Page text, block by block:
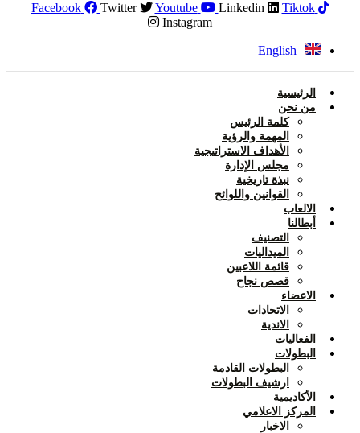
Facebook
Twitter Youtube Linkedin
Tiktok
Instagram
English
الرئيسية
من نحن
كلمة الرئيس
المهمة والرؤية
الأهداف الاستراتيجية
مجلس الإدارة
نبذة تاريخية
القوانين واللوائح
الالعاب
أبطالنا
التصنيف
الميداليات
قائمة اللاعبين
قصص نجاح
الاعضاء
الاتحادات
الاندية
الفعاليات
البطولات
البطولات القادمة
ارشيف البطولات
الأكاديمية
المركز الاعلامي
الاخبار